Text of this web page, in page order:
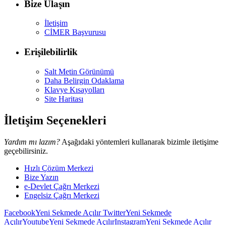
Bize Ulaşın
İletişim
CİMER Başvurusu
Erişilebilirlik
Salt Metin Görünümü
Daha Belirgin Odaklama
Klavye Kısayolları
Site Haritası
İletişim Seçenekleri
Yardım mı lazım? Aşağıdaki yöntemleri kullanarak bizimle iletişime
geçebilirsiniz.
Hızlı Çözüm Merkezi
Bize Yazın
e-Devlet Çağrı Merkezi
Engelsiz Çağrı Merkezi
FacebookYeni Sekmede AçılırTwitterYeni Sekmede
AçılırYoutubeYeni Sekmede AçılırInstagramYeni Sekmede Açılır